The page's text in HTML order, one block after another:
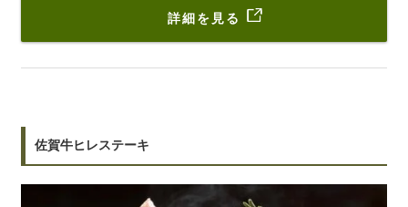
詳細を見る
佐賀牛ヒレステーキ